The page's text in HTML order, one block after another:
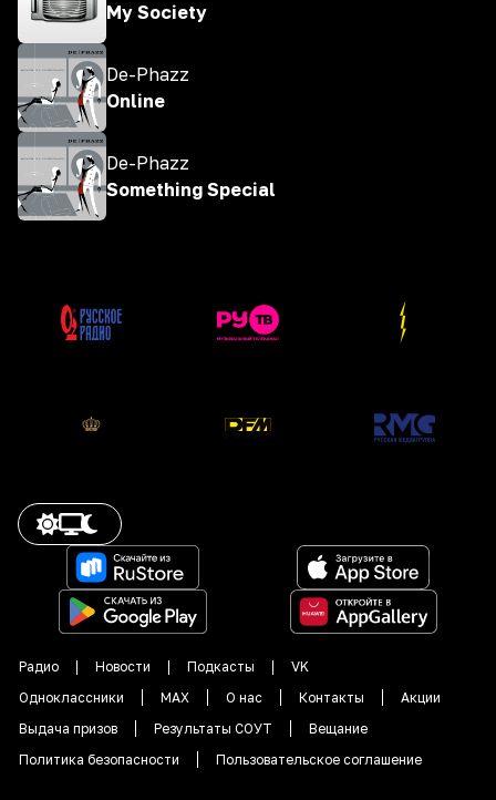
My Society
De-Phazz
Online
De-Phazz
Something Special
Радио Новости Подкасты
VK
Одноклассники
MAX О нас Контакты
Акции
Выдача призов
Результаты СОУТ
Вещание
Политика безопасности
Пользовательское соглашение